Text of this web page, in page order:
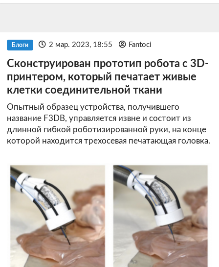
Блоги 2 мар. 2023, 18:55 Fantoci
Сконструирован прототип робота с 3D-
принтером, который печатает живые
клетки соединительной ткани
Опытный образец устройства, получившего
название F3DB, управляется извне и состоит из
длинной гибкой роботизированной руки, на конце
которой находится трехосевая печатающая головка.